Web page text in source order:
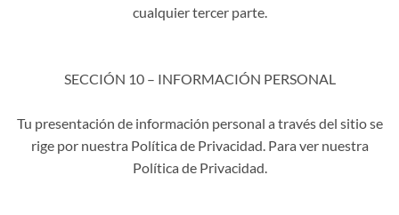
cualquier tercer parte.
SECCIÓN 10 – INFORMACIÓN PERSONAL
Tu presentación de información personal a través del sitio se
rige por nuestra Política de Privacidad. Para ver nuestra
Política de Privacidad.